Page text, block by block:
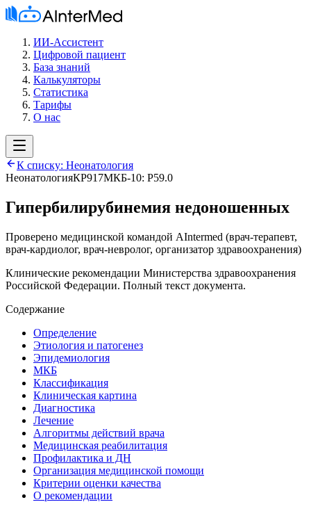
ИИ-Ассистент
Цифровой пациент
База знаний
Калькуляторы
Статистика
Тарифы
О нас
К списку: Неонатология
НеонатологияКР917МКБ-10: P59.0
Гипербилирубинемия недоношенных
Проверено медицинской командой AIntermed (врач-терапевт,
врач-кардиолог, врач-невролог, организатор здравоохранения)
Клинические рекомендации Министерства здравоохранения
Российской Федерации. Полный текст документа.
Содержание
Определение
Этиология и патогенез
Эпидемиология
МКБ
Классификация
Клиническая картина
Диагностика
Лечение
Алгоритмы действий врача
Медицинская реабилитация
Профилактика и ДН
Организация медицинской помощи
Критерии оценки качества
О рекомендации